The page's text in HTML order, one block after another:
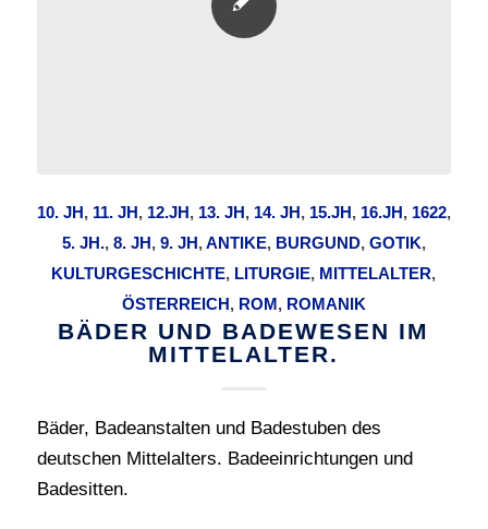
10. JH, 11. JH, 12.JH, 13. JH, 14. JH, 15.JH, 16.JH, 1622,
5. JH., 8. JH, 9. JH,ANTIKE, BURGUND, GOTIK,
KULTURGESCHICHTE, LITURGIE, MITTELALTER,
ÖSTERREICH, ROM, ROMANIK
BÄDER UND BADEWESEN IM
MITTELALTER.
Bäder, Badeanstalten und Badestuben des
deutschen Mittelalters. Badeeinrichtungen und
Badesitten.